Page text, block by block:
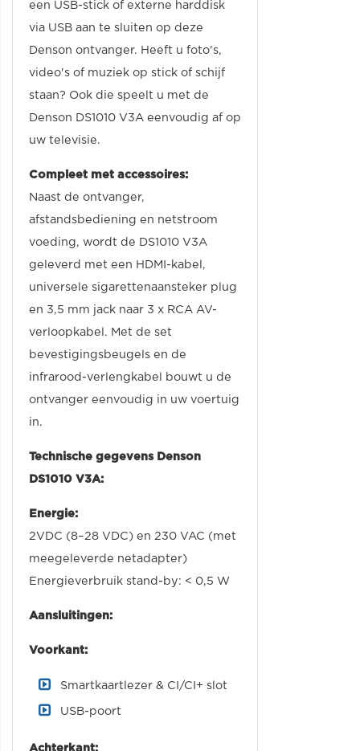
een USB-stick of externe harddisk
via USB aan te sluiten op deze
Denson ontvanger. Heeft u foto's,
video's of muziek op stick of schijf
staan? Ook die speelt u met de
Denson DS1010 V3A eenvoudig af op
uw televisie.
Compleet met accessoires:
Naast de ontvanger,
afstandsbediening en netstroom
voeding, wordt de DS1010 V3A
geleverd met een HDMI-kabel,
universele sigarettenaansteker plug
en 3,5 mm jack naar 3 x RCA AV-
verloopkabel. Met de set
bevestigingsbeugels en de
infrarood-verlengkabel bouwt u de
ontvanger eenvoudig in uw voertuig
in.
Technische gegevens Denson
DS1010 V3A:
Energie:
2VDC (8–28 VDC) en 230 VAC (met
meegeleverde netadapter)
Energieverbruik stand-by: < 0,5 W
Aansluitingen:
Voorkant:
Smartkaartlezer & CI/CI+ slot
USB-poort
Achterkant: